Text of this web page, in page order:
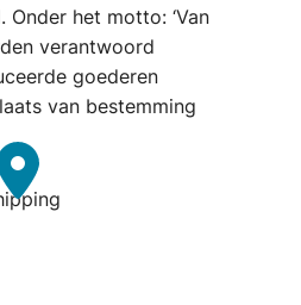
het motto: ‘Van
verantwoord
goederen
van bestemming